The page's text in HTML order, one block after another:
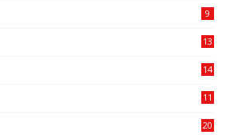
9
13
14
11
20